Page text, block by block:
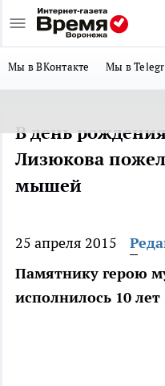
Мы в ВКонтакте Мы в
В день
Лизюкова
мышей
25 апреля 2015
Памятнику герою
исполнилось 10